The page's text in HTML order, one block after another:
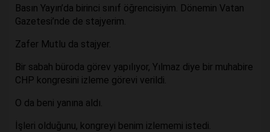
Basın Yayın’da birinci sınıf öğrencisiyim. Dönemin Vatan
Gazetesi’nde de stajyerim.
Zafer Mutlu da stajyer.
Bir sabah büroda görev yapılıyor, Yılmaz diye bir muhabire
CHP kongresini izleme görevi verildi.
O da beni yanına aldı.
İşleri olduğunu, kongreyi benim izlememi istedi.